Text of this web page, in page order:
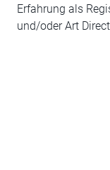
Erfahrung als
und/oder Art